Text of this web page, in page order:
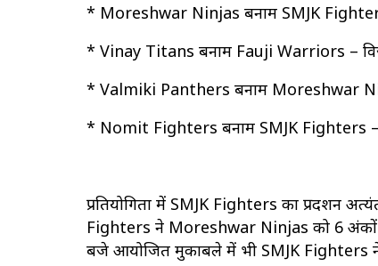
* Moreshwar Ninjas बनाम SMJK
* Vinay Titans बनाम Fauji Warriors –
* Valmiki Panthers बनाम Moreshwar
* Nomit Fighters बनाम SMJK Fighters
प्रतियोगिता में SMJK Fighters का प्रदर्शन
Fighters ने Moreshwar Ninjas को 6 अंकों
बजे आयोजित मुकाबले में भी SMJK Fighters ने